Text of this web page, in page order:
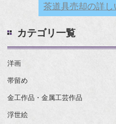
茶道具売却の詳し
カテゴリ一覧
洋画
帯留め
金工作品・金属工芸作品
浮世絵